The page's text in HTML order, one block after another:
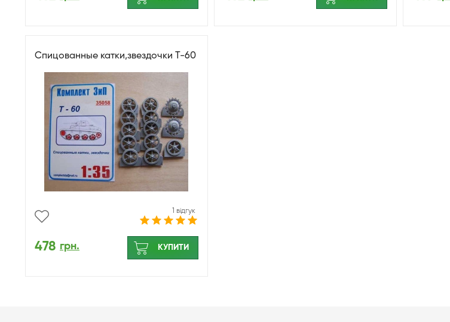
Спицованные катки,звездочки Т-60
1 відгук
478 грн. КУПИТИ